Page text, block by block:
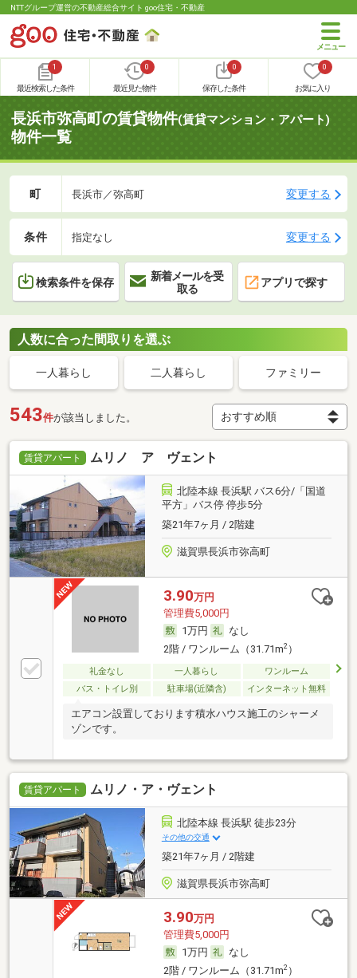
NTTグループ運営の不動産総合サイト goo住宅・不動産
1
最近検索した条件
0
最近見た物件
0
保存した条件
0
お気に入り
長浜市弥高町の賃貸物件(賃貸マンション・アパート)
物件一覧
町 長浜市／弥高町 変更する
条件 指定なし 変更する
検索条件を保存
新着メールを受
取る
アプリで探す
人数に合った間取りを選ぶ
一人暮らし 二人暮らし ファミリー
543件が該当しました。
賃貸アパート ムリノ ア ヴェント
北陸本線 長浜駅 バス6分/「国道
平方」バス停 停歩5分
築21年7ヶ月 / 2階建
滋賀県長浜市弥高町
3.90万円
管理費5,000円
1万円
なし
2階 / ワンルーム（31.71m2）
礼金なし 一人暮らし
ワンルーム
バス・トイレ別
駐車場(近隣含) インターネット無料
エアコン設置しております積水ハウス施工のシャーメ
ゾンです。
賃貸アパート ムリノ・ア・ヴェント
北陸本線 長浜駅 徒歩23分
その他の交通
築21年7ヶ月 / 2階建
滋賀県長浜市弥高町
3.90万円
管理費5,000円
1万円
なし
2階 / ワンルーム（31.71m2）